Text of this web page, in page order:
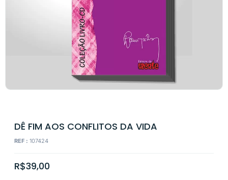
DÊ FIM AOS CONFLITOS DA VIDA
REF : 107424
R$39,00